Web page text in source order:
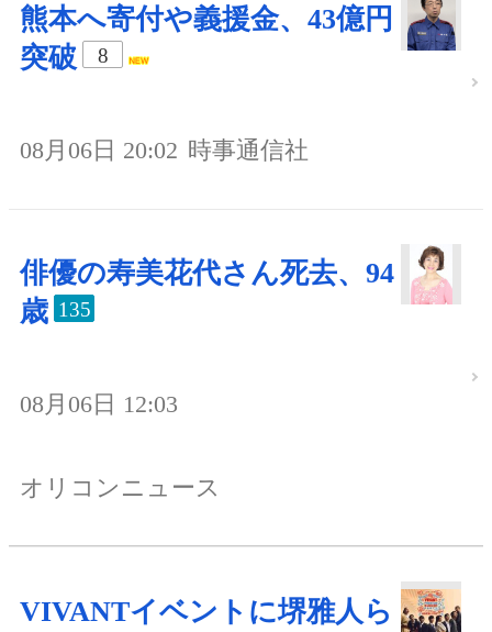
熊本へ寄付や義援金、43億円
突破
8
08月06日 20:02 時事通信社
俳優の寿美花代さん死去、94
歳 135
08月06日 12:03
オリコンニュース
VIVANTイベントに堺雅人ら